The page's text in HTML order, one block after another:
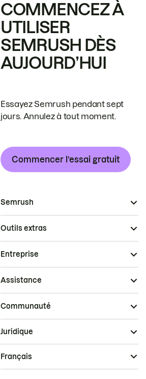
COMMENCEZ À
UTILISER
SEMRUSH DÈS
AUJOURD’HUI
Essayez Semrush pendant sept
jours. Annulez à tout moment.
Commencer l’essai gratuit
Semrush
Outils extras
Entreprise
Assistance
Communauté
Juridique
Français